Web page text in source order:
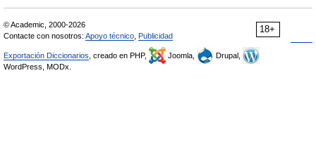
18+
© Academic, 2000-2026
Contacte con nosotros: Apoyo técnico Publicidad
Exportación Diccionarios , creado en PHP, Joomla,
Drupal,
WordPress, MODx.